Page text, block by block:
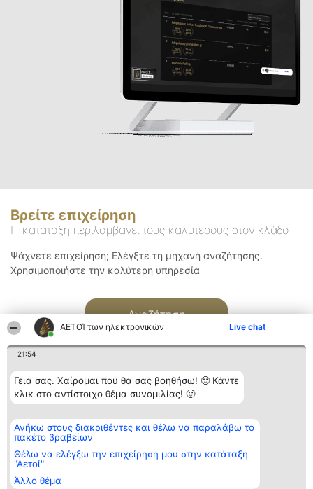
ΑΕΤΟΊ των ηλεκτρονικών Live chat
21:54
Γεια σας. Χαίρομαι που θα σας βοηθήσω! 🙂 Κάντε
κλικ στο αντίστοιχο θέμα συνομιλίας! 🙂
Ανήκω στους διακριθέντες και θέλω να παραλάβω το
πακέτο βραβείων
Θέλω να ελέγξω την επιχείρηση μου στην κατάταξη
"Αετοί"
Άλλο θέμα
Βρείτε επιχείρηση
Η κατάταξη περιλαμβάνει τους καλύτερους στον κλάδο
Ψάχνετε επιχείρηση; Ελέγξτε τη μηχανή αναζήτησης.
Χρησιμοποιήστε την καλύτερη υπηρεσία
Αναζήτηση
Διοργανωτής της
κατάταξης
BEAUTIFUL COMPANY
ΤΗΛ. ΕΠΙΚΟΙΝΩΝΙΑΣ:
2104128019
email:
Κατάταξη
Διακριθέντες
των
διακριθέντων
Επικοινωνία
Επικοινωνία